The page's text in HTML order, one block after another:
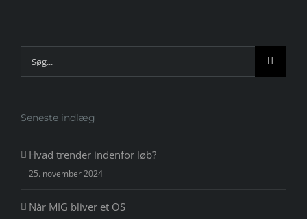
Søg
efter:
Seneste indlæg
Hvad trender indenfor løb?
25. november 2024
Når MIG bliver et OS